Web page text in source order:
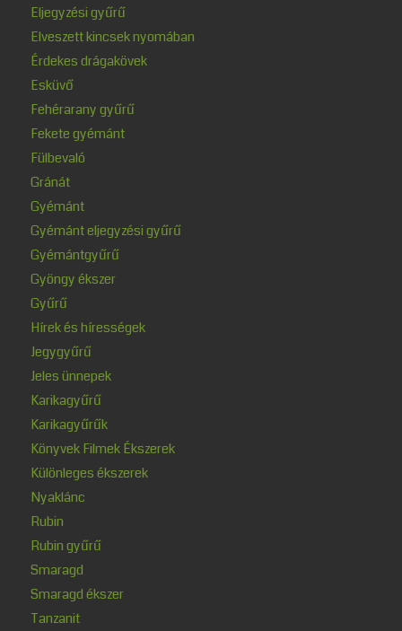
Eljegyzési gyűrű
Elveszett kincsek nyomában
Érdekes drágakövek
Esküvő
Fehérarany gyűrű
Fekete gyémánt
Fülbevaló
Gránát
Gyémánt
Gyémánt eljegyzési gyűrű
Gyémántgyűrű
Gyöngy ékszer
Gyűrű
Hírek és hírességek
Jegygyűrű
Jeles ünnepek
Karikagyűrű
Karikagyűrűk
Könyvek Filmek Ékszerek
Különleges ékszerek
Nyaklánc
Rubin
Rubin gyűrű
Smaragd
Smaragd ékszer
Tanzanit